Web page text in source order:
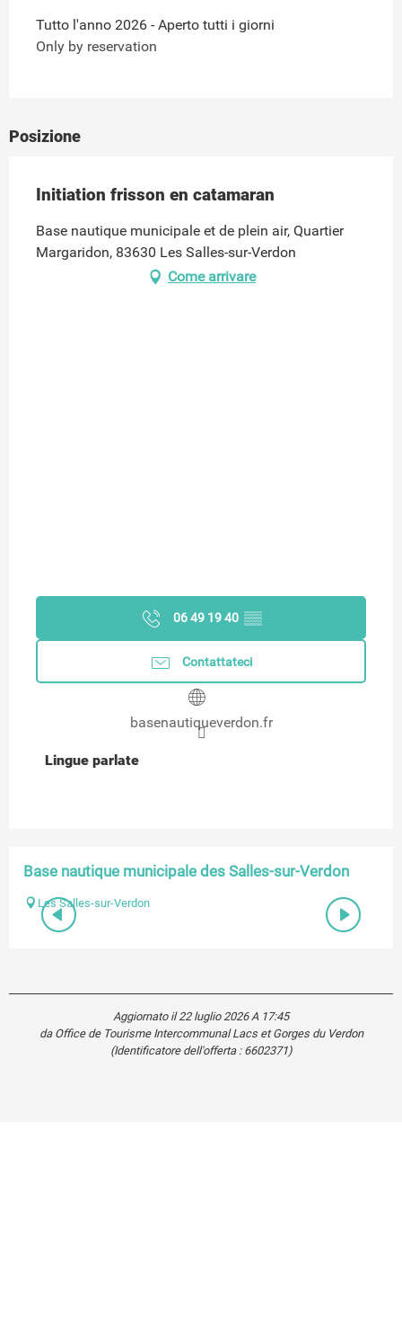
Tutto l'anno 2026 - Aperto tutti i giorni
Only by reservation
Posizione
Initiation frisson en catamaran
Base nautique municipale et de plein air, Quartier
Margaridon, 83630 Les Salles-sur-Verdon
Come arrivare
06 49 19 40 ▒▒
Contattateci
basenautiqueverdon.fr
Lingue parlate
Lingue parlate
Base nautique municipale des Salles-sur-Verdon
Les Salles-sur-Verdon
Aggiornato il 22 luglio 2026 A 17:45
da Office de Tourisme Intercommunal Lacs et Gorges du Verdon
(Identificatore dell'offerta : 6602371)